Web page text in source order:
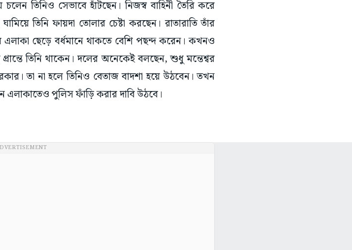
তিনি ফায়দা তোলার চেষ্টা করছেন। রাতারাতি তাঁর
ছেড়ে বর্ধমানে থাকতে বেশি পছন্দ করেন। কখনও
তিনি থাকেন। দলের অনেকেই বলছেন, শুধু মন্তেশ্বর
তা না হলে তিনিও বেতাজ বাদশা হয়ে উঠবেন। তখন
এলাকাতেও পুলিস ফাঁড়ি করার দাবি উঠবে।